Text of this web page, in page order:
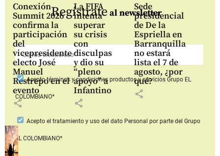
Conexión
Summit 2026
confirma la
participación
del
vicepresidente
electo José
Manuel
Restrepo en el
evento
share
La FIFA
intenta
superar
su crisis
con
disculpas
y dio su
“pleno
apoyo” a
Infantino
share
Sede
presidencial
de De la
Espriella en
Barranquilla
no estará
lista el 7 de
agosto, ¿por
qué?
share
Regístrate al newsletter
Aceptotérminos y condiciones productos y serviciosGrupo EL
COLOMBIANO*
Acepto el tratamiento y uso del dato Personal por parte del Grupo
EL COLOMBIANO*